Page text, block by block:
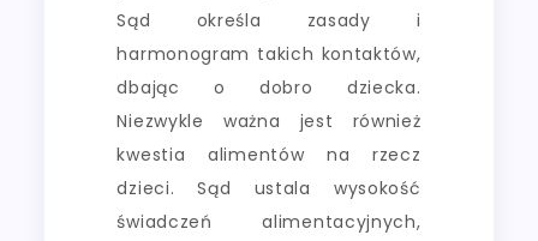
Sąd określa zasady i
harmonogram takich kontaktów,
dbając o dobro dziecka.
Niezwykle ważna jest również
kwestia alimentów na rzecz
dzieci. Sąd ustala wysokość
świadczeń alimentacyjnych,